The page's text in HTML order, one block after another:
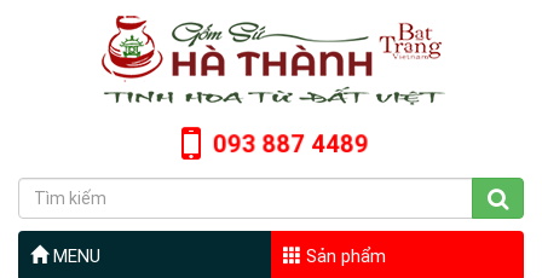
093 887 4489
MENU Sản phẩm